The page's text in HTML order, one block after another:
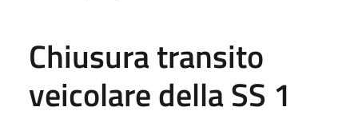
Chiusura transito
veicolare della SS 1